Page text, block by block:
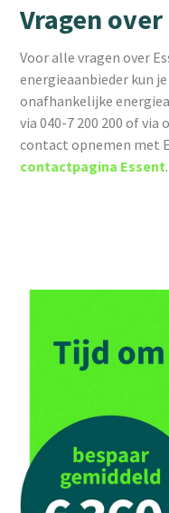
Vragen over
Voor alle vragen over
energieaanbieder kun
onafhankelijke
via 040-7 200 200 of via
contact opnemen met
contactpagina Essent.